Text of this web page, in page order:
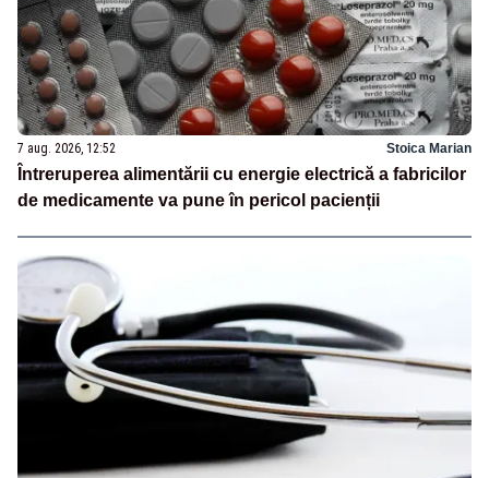
7 aug. 2026, 12:52 Stoica Marian
Întreruperea alimentării cu energie electrică a fabricilor
de medicamente va pune în pericol pacienții